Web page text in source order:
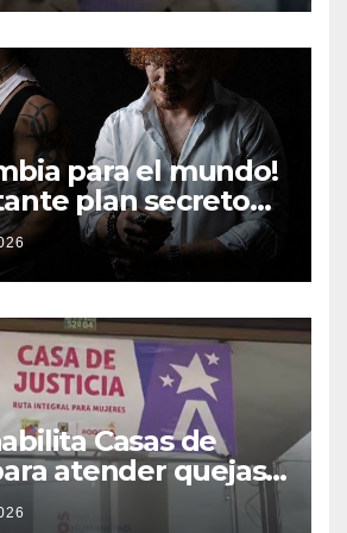
para el mundo!
plan secreto
Camacho que
el rock para
Casas de
atender quejas
medicamentos y